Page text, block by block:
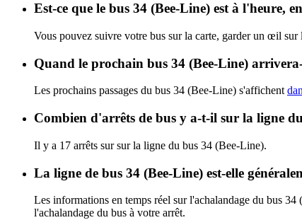
Est-ce que le bus 34 (Bee-Line) est à l'heure,
Vous pouvez suivre votre bus sur la carte, garder un œil
Quand le prochain bus 34 (Bee-Line)
Les prochains passages du bus 34 (Bee-Line) s'affichent
Combien d'arrêts de bus y a-t-il sur la ligne
Il y a 17 arrêts sur sur la ligne du bus 34 (Bee-Line).
La ligne de bus 34 (Bee-Line) est-elle
Les informations en temps réel sur l'achalandage du bus
l'achalandage du bus à votre arrêt.